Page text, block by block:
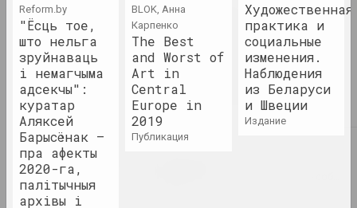
Puszcza Białowieska
2023–2024. групповой проект, выставка, зарубежное событие
Алексей Лунёв, Сергей Шабохин
Queer Tracing Paper
2023. персональная выставка, зарубежное событие
2022
Reform.by
"Ёсць тое,
што нельга
зруйнаваць
і немагчыма
адсекчы":
куратар
Аляксей
Барысёнак –
пра афекты
2020-га,
палітычныя
архівы і
BLOK, Анна
Карпенко
The Best
and Worst of
Art in
Central
Europe in
2019
публикация
Художественная
практика и
социальные
изменения.
Наблюдения
из Беларуси
и Швеции
издание